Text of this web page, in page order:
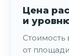
Цена
и
Стоимость
от